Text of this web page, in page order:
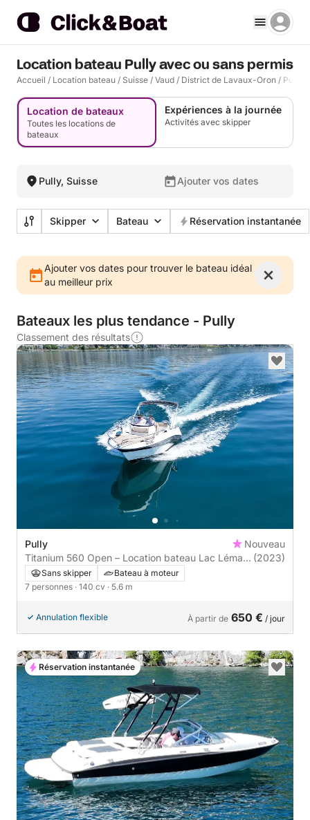
Location bateau Pully avec ou sans permis
Accueil / Location bateau / Suisse / Vaud / District de Lavaux-Oron / Pully
Location de bateaux
Toutes les locations de
bateaux
Expériences à la journée
Activités avec skipper
Pully, Suisse Ajouter vos dates
Skipper Bateau Réservation instantanée
Ajouter vos dates pour trouver le bateau idéal
au meilleur prix
Bateaux les plus tendance - Pully
Classement des résultats
Pully
Nouveau
Titanium 560 Open – Location bateau Lac Léman
| Pully | Sports nautiques
(2023)
Sans skipper
Bateau à moteur
7 personnes · 140 cv · 5.6 m
Annulation flexible À partir de 650 € / jour
Réservation instantanée